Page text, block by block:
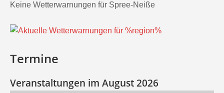
Keine Wetterwarnungen für Spree-Neiße
Termine
Veranstaltungen im August 2026